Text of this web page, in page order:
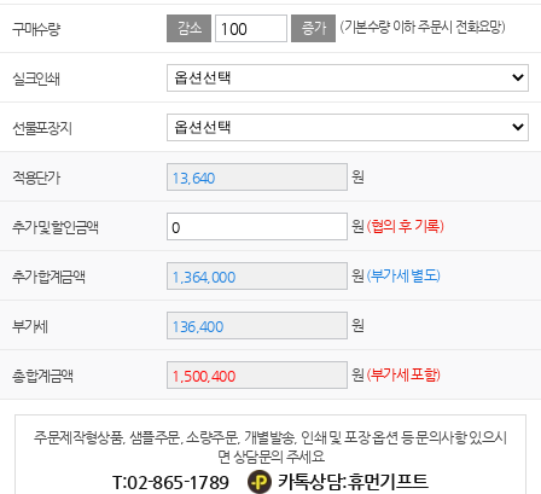
구매수량 감소 증가 (기본수량 이하 주문시 전화요망)
실크인쇄
선물포장지
적용단가 원
추가 및 할인금액 원 (협의 후 기록)
추가 합계금액 원 (부가세 별도)
부가세 원
총 합계금액 원 (부가세 포함)
주문제작형상품, 샘플주문, 소량주문, 개별발송, 인쇄 및 포장 옵션 등 문의사항 있으시
면 상담문의 주세요
T:02-865-1789 카톡상담:휴먼기프트